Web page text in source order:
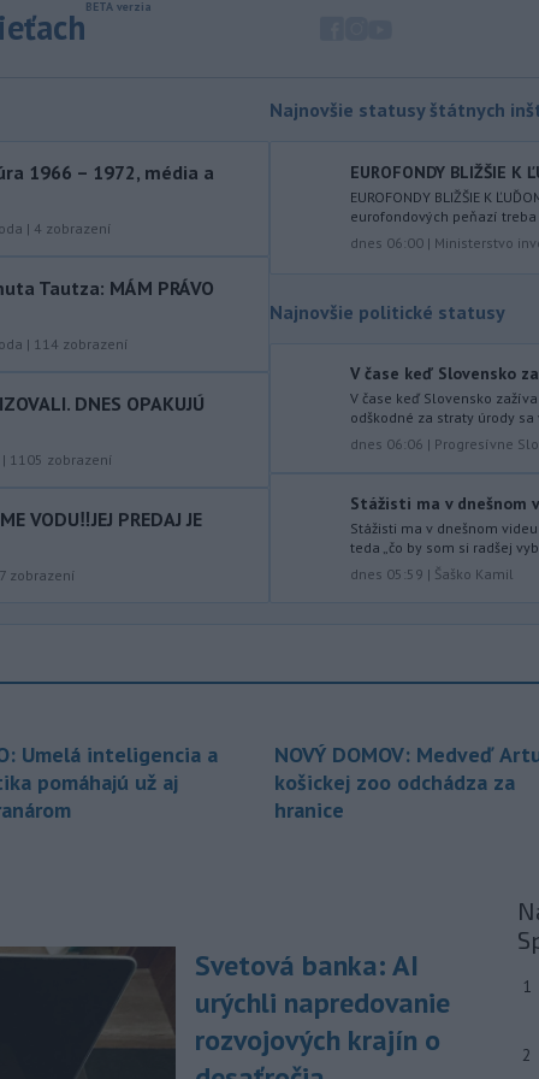
právomociam Kongresu.
Jemenskí povstalci húsíovia
vo štvrtok pri raketových a
útokoch zabili najmenej 38
príslušníkov vládnych síl a ďalších 29
monitoruje situáciu a posudzuje
vznesené obavy týkajúce sa
vládnych uznesení k zonáciám
národných parkov. Zároveň posudzuje
Počas minulotýždňového
prekročenia hranice desaťtisícov
nelegálnych migrantov z Maroka do
Európskom parlamente.
Slovenského
hydrometeorologického ústavu
(SHMÚ) vo štvrtok opäť zaznamenali
Podpredsedníčka
vykonávajúca funkciu predsedu
maďarskéhoNárodného
zhromaždenia Anikó Hallerová
Nagyová vo štvrtok oznámila, že v
1966 – 1972, média a
| 4 zobrazení
Tautza: MÁM PRÁVO
| 114 zobrazení
DNES OPAKUJÚ
| 1105 zobrazení
VODU‼️JEJ PREDAJ JE
zobrazení
Najnovšie statusy štátnych
EUROFONDY BLIŽŠIE K
EUROFONDY BLIŽŠIE K
eurofondových peňazí
dnes 06:00 | Ministerstvo
Najnovšie politické statusy
V čase keď Slovensko
V čase keď Slovensko
odškodné za straty úrody sa
dnes 06:06 | Progresívne
Stážisti ma v dnešnom
Stážisti ma v dnešnom
teda „čo by som si radšej
dnes 05:59 | Šaško Kamil
Umelá inteligencia a
pomáhajú už aj
NOVÝ DOMOV: Medveď
košickej zoo odchádza za
hranice
Svetová banka: AI
urýchli napredovanie
rozvojových krajín o
1
2